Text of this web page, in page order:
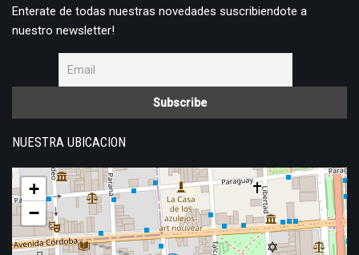
Enterate de todas nuestras novedades suscribiendote a
nuestro newsletter!
NUESTRA UBICACION
+
−